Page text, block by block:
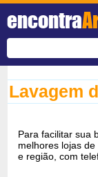
encontra
Lavagem
Para facilitar sua
melhores lojas de
e região, com